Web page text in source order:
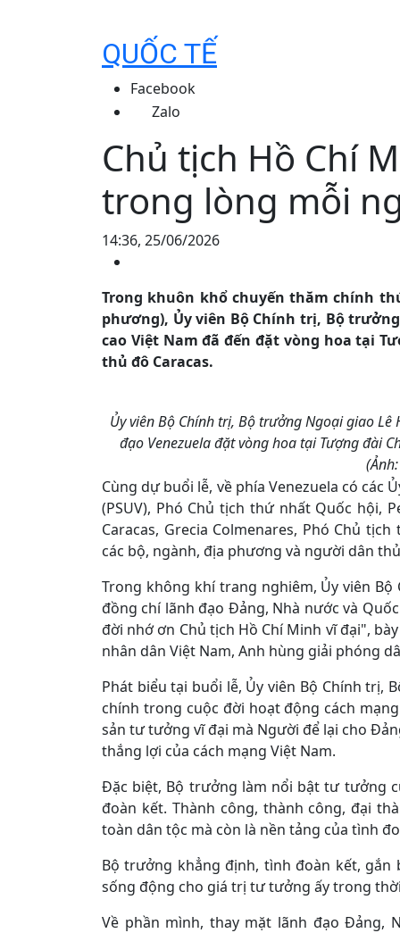
QUỐC TẾ
Facebook
Zalo
Chủ tịch Hồ Chí
trong lòng mỗi
14:36, 25/06/2026
Trong khuôn khổ chuyến thăm chính
phương), Ủy viên Bộ Chính trị, Bộ
cao Việt Nam đã đến đặt vòng hoa tại
thủ đô Caracas.
Ủy viên Bộ Chính trị, Bộ trưởng Ngoại giao
đạo Venezuela đặt vòng hoa tại Tượng đài
Cùng dự buổi lễ, về phía Venezuela có các
(PSUV), Phó Chủ tịch thứ nhất Quốc hội,
Caracas, Grecia Colmenares, Phó Chủ
các bộ, ngành, địa phương và người dân
Trong không khí trang nghiêm, Ủy viên
đồng chí lãnh đạo Đảng, Nhà nước và
đời nhớ ơn Chủ tịch Hồ Chí Minh vĩ đại",
nhân dân Việt Nam, Anh hùng giải phóng
Phát biểu tại buổi lễ, Ủy viên Bộ Chính trị,
chính trong cuộc đời hoạt động cách
sản tư tưởng vĩ đại mà Người để lại cho
thắng lợi của cách mạng Việt Nam.
Đặc biệt, Bộ trưởng làm nổi bật tư tưởng
đoàn kết. Thành công, thành công, đại
toàn dân tộc mà còn là nền tảng của tình
Bộ trưởng khẳng định, tình đoàn kết, gắn
sống động cho giá trị tư tưởng ấy trong
Về phần mình, thay mặt lãnh đạo Đảng,